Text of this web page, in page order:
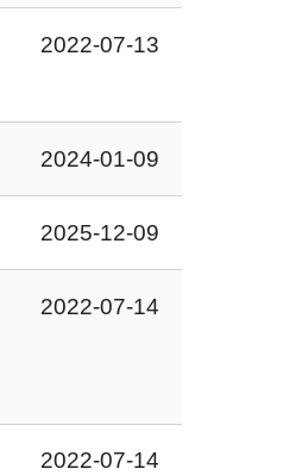
2022-07-13
2024-01-09
2025-12-09
2022-07-14
2022-07-14